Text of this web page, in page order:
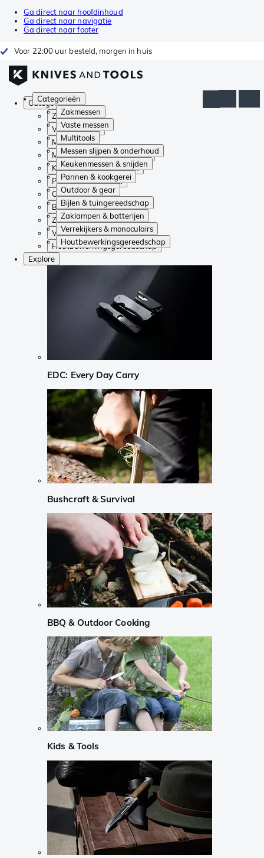
Ga direct naar hoofdinhoud
Ga direct naar navigatie
Ga direct naar footer
Voor 22:00 uur besteld, morgen in huis
Categorieën
Zakmessen
Vaste messen
Multitools
Messen slijpen & onderhoud
Keukenmessen & snijden
Pannen & kookgerei
Outdoor & gear
Bijlen & tuingereedschap
Zaklampen & batterijen
Verrekijkers & monoculairs
Houtbewerkingsgereedschap
Categorieën
Zakmessen
Vaste messen
Multitools
Messen slijpen & onderhoud
Keukenmessen & snijden
Pannen & kookgerei
Outdoor & gear
Bijlen & tuingereedschap
Zaklampen & batterijen
Verrekijkers & monoculairs
Houtbewerkingsgereedschap
Explore
EDC: Every Day Carry
Bushcraft & Survival
BBQ & Outdoor Cooking
Kids & Tools